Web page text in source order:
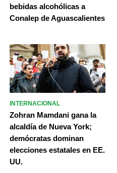
bebidas alcohólicas a
Conalep de Aguascalientes
INTERNACIONAL
Zohran Mamdani gana la
alcaldía de Nueva York;
demócratas dominan
elecciones estatales en EE.
UU.